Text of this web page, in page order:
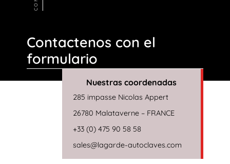
Contactenos con el
formulario
Nuestras coordenadas
285 impasse Nicolas Appert
26780 Malataverne – FRANCE
+33 (0) 475 90 58 58
sales@lagarde-autoclaves.com